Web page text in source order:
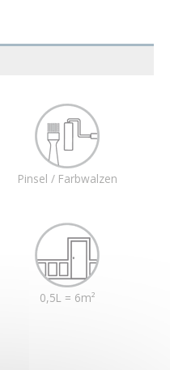
Pinsel / Farbwalzen
0,5L = 6m²